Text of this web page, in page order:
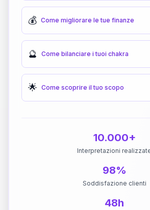
💰 Come migliorare le tue finanze
🔮 Come bilanciare i tuoi chakra
🌟 Come scoprire il tuo scopo
10.000+
Interpretazioni
98%
Soddisfazione clienti
48h